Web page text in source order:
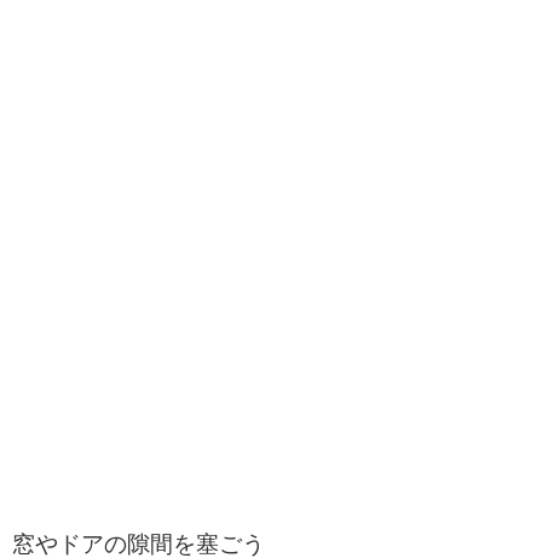
窓やドアの隙間を塞ごう